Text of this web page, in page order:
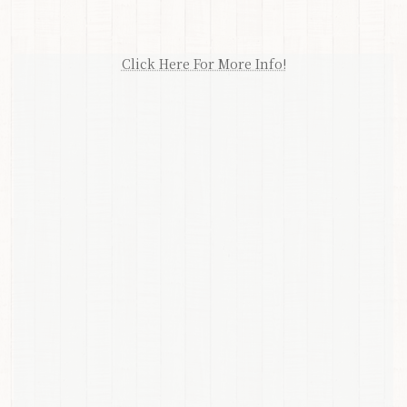
Click Here For More Info!